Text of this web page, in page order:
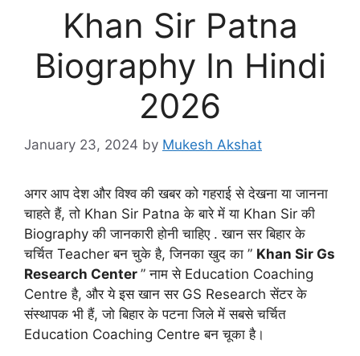
Khan Sir Patna
Biography In Hindi
2026
January 23, 2024 by Mukesh Akshat
अगर आप देश और विश्व की खबर को गहराई से देखना या जानना
चाहते हैं, तो Khan Sir Patna के बारे में या Khan Sir की
Biography की जानकारी होनी चाहिए . खान सर बिहार के
चर्चित Teacher बन चुके है, जिनका खुद का ” Khan Sir Gs
Research Center ” नाम से Education Coaching
Centre है, और ये इस खान सर GS Research सेंटर के
संस्थापक भी हैं, जो बिहार के पटना जिले में सबसे चर्चित
Education Coaching Centre बन चूका है।